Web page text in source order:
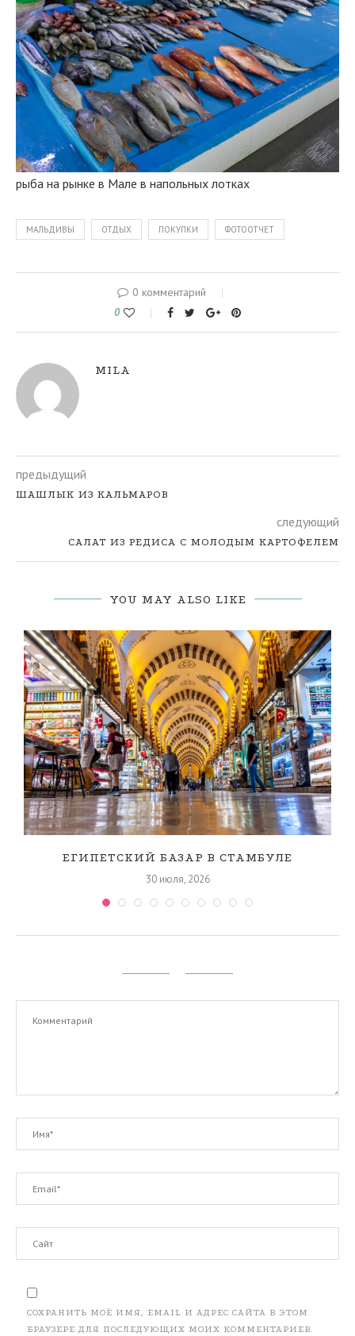
рыба на рынке в Мале в напольных лотках
МАЛЬДИВЫ ОТДЫХ ПОКУПКИ ФОТООТЧЕТ
0 комментарий
0
MILA
предыдущий
ШАШЛЫК ИЗ КАЛЬМАРОВ
следующий
САЛАТ ИЗ РЕДИСА С МОЛОДЫМ КАРТОФЕЛЕМ
YOU MAY ALSO LIKE
ЕГИПЕТСКИЙ БАЗАР В СТАМБУЛЕ
30 июля, 2026
СОХРАНИТЬ МОЁ ИМЯ, EMAIL И АДРЕС САЙТА В ЭТОМ
БРАУЗЕРЕ ДЛЯ ПОСЛЕДУЮЩИХ МОИХ КОММЕНТАРИЕВ.